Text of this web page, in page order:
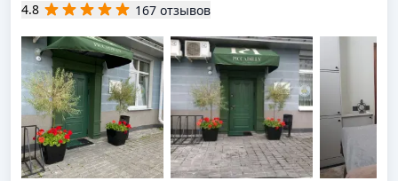
4.8
167 отзывов